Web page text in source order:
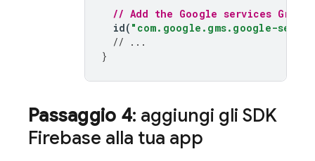
// Add the Google services
id( "com.google.gms.google-
// ...
}
Passaggio 4: aggiungi gli SDK
Firebase alla tua app